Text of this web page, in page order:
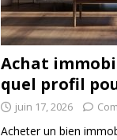
Achat
quel profil
juin 17, 2026
Acheter un bien